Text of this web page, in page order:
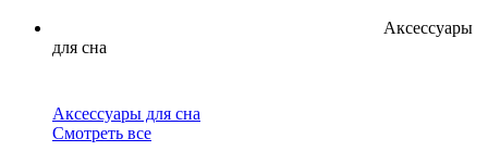
Аксессуары
для сна
Аксессуары для сна
Смотреть все